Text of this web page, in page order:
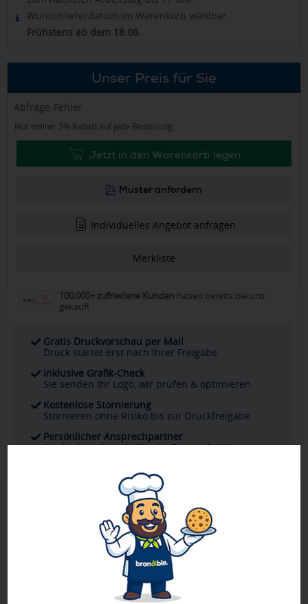
Wunschlieferdatum im Warenkorb wählbar.
Frühstens ab dem 18.08.
Unser Preis für Sie
Abfrage-Fehler
Nur online: 3% Rabatt auf jede Bestellung
Jetzt in den Warenkorb legen
Muster anfordern
Individuelles Angebot anfragen
Merkliste
100.000+ zufriedene Kunden haben bereits bei uns
gekauft
Gratis Druckvorschau per Mail
Druck startet erst nach Ihrer Freigabe
Inklusive Grafik-Check
Sie senden Ihr Logo, wir prüfen & optimieren
Kostenlose Stornierung
Stornieren ohne Risiko bis zur Druckfreigabe
Persönlicher Ansprechpartner
Ihr direkter Kontakt für alle Fragen & Wünsche
Produktbeschreibung
Baumwolltasche mit langen Henkeln. 100% Baumwolle, 140